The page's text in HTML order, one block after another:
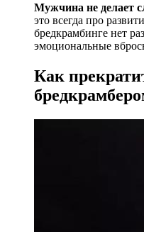
Мужчина не делает
это всегда про
бредкрамбинге нет
эмоциональные
Как